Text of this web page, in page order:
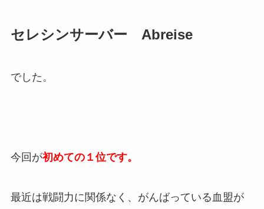
セレシンサーバー Abreise
でした。
今回が初めての１位です。
最近は戦闘力に関係なく、がんばっている血盟が